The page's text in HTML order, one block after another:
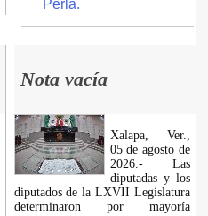
Perla.
Nota vacía
Xalapa, Ver.,
05 de agosto de
2026.- Las
diputadas y los
diputados de la LXVII Legislatura
determinaron por mayoría